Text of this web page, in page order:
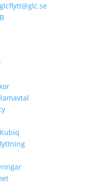
glcflytt@glc.se